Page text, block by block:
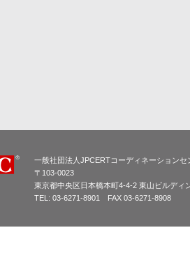
一般社団法人JPCERTコーディネーションセ
〒103-0023
東京都中央区日本橋本町4-4-2 東山ビルディ
TEL: 03-6271-8901 FAX 03-6271-8908